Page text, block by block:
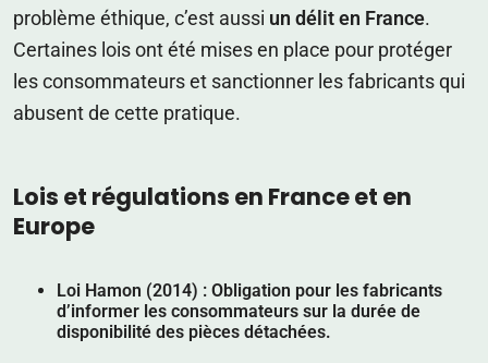
problème éthique, c’est aussi un délit en France.
Certaines lois ont été mises en place pour protéger
les consommateurs et sanctionner les fabricants qui
abusent de cette pratique.
Lois et régulations en France et en
Europe
Loi Hamon (2014) : Obligation pour les fabricants
d’informer les consommateurs sur la durée de
disponibilité des pièces détachées.